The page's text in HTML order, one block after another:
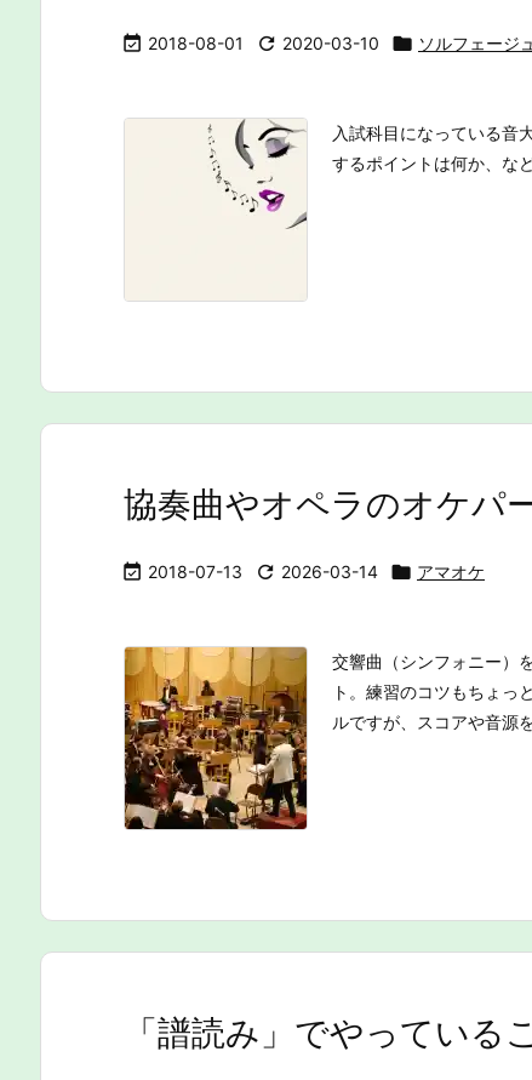
 2018-08-01  2020-03-10  ソルフェージュ
入試科目になっている音
するポイントは何か、な
協奏曲やオペラのオケパ
 2018-07-13  2026-03-14  アマオケ
交響曲（シンフォニー）
ト。練習のコツもちょっ
ルですが、スコアや音源
「譜読み」でやっている